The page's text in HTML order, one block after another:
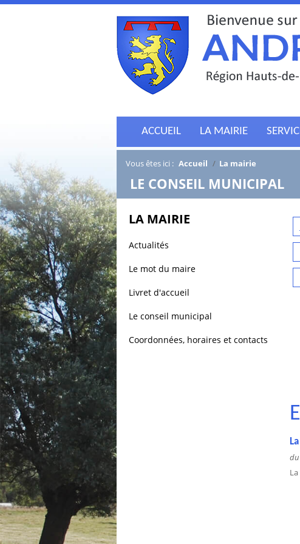
ACCUEIL LA MAIRIE
Vous êtes ici : Accueil / La mairie
LE CONSEIL MUNICIPAL
LA MAIRIE
Actualités
Le mot du maire
Livret d'accueil
Le conseil municipal
Coordonnées, horaires et contacts